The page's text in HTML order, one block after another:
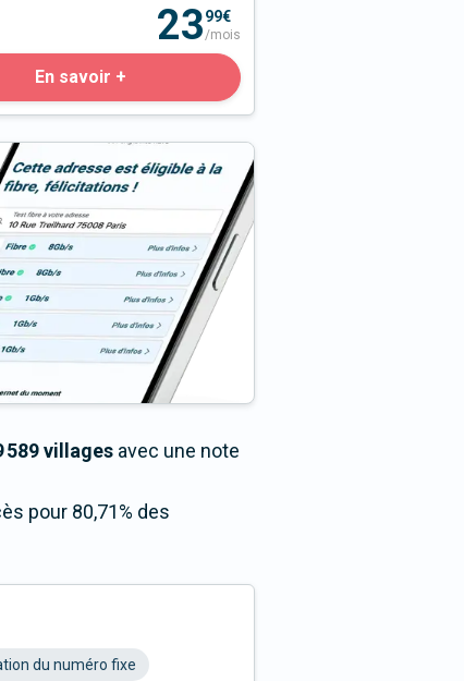
2399€
/mois
En savoir +
589 villages avec une note
pour 80,71% des
du numéro fixe